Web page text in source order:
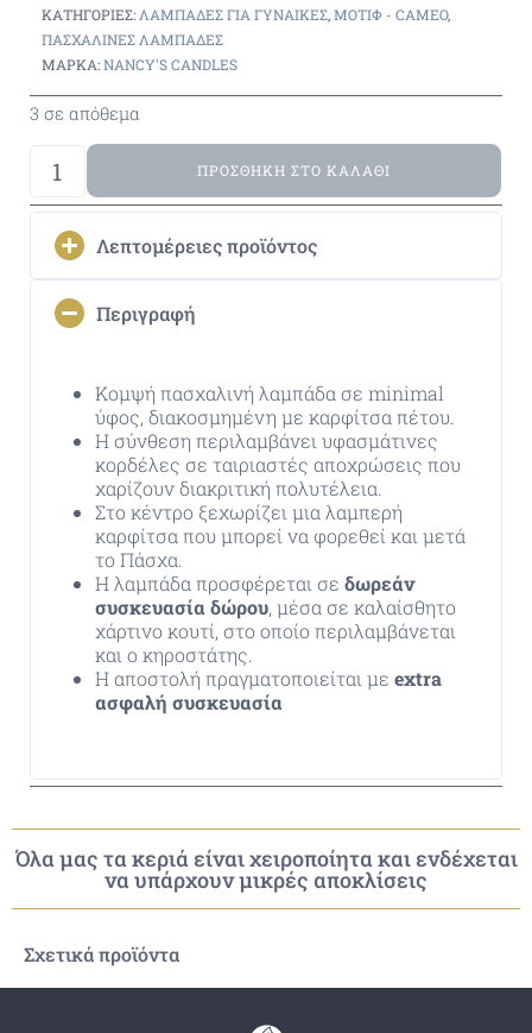
ΚΑΤΗΓΟΡΊΕΣ: ΛΑΜΠΆΔΕΣ ΓΙΑ ΓΥΝΑΙΚΕΣ,ΜΟΤΊΦ - CAMEO,
ΠΑΣΧΑΛΙΝΈΣ ΛΑΜΠΆΔΕΣ
ΜΆΡΚΑ:NANCY'S CANDLES
3 σε απόθεμα
ΠΡΟΣΘΉΚΗ ΣΤΟ ΚΑΛΆΘΙ
Λεπτομέρειες προϊόντος
Περιγραφή
Κομψή πασχαλινή λαμπάδα σε minimal
ύφος, διακοσμημένη με καρφίτσα πέτου.
Η σύνθεση περιλαμβάνει υφασμάτινες
κορδέλες σε ταιριαστές αποχρώσεις που
χαρίζουν διακριτική πολυτέλεια.
Στο κέντρο ξεχωρίζει μια λαμπερή
καρφίτσα που μπορεί να φορεθεί και μετά
το Πάσχα.
Η λαμπάδα προσφέρεται σε δωρεάν
συσκευασία δώρου, μέσα σε καλαίσθητο
χάρτινο κουτί, στο οποίο περιλαμβάνεται
και ο κηροστάτης.
Η αποστολή πραγματοποιείται με extra
ασφαλή συσκευασία
Όλα μας τα κεριά είναι χειροποίητα και ενδέχεται
να υπάρχουν μικρές αποκλίσεις
Σχετικά προϊόντα